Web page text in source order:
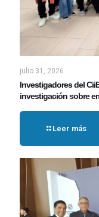
julio 31, 2026
Investigadores del
investigación sobre
Leer más